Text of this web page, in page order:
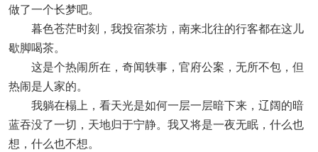
做了一个长梦吧。
暮色苍茫时刻，我投宿茶坊，南来北往的行客都在这儿
歇脚喝茶。
这是个热闹所在，奇闻轶事，官府公案，无所不包，但
热闹是人家的。
我躺在榻上，看天光是如何一层一层暗下来，辽阔的暗
蓝吞没了一切，天地归于宁静。我又将是一夜无眠，什么也
想，什么也不想。